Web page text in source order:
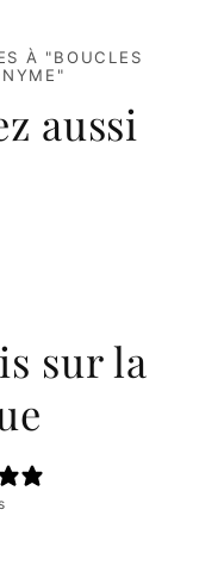
À "BOUCLES
aussi
sur la